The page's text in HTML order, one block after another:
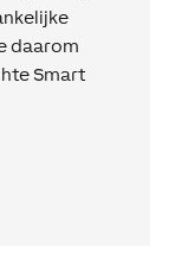
daarom
Smart